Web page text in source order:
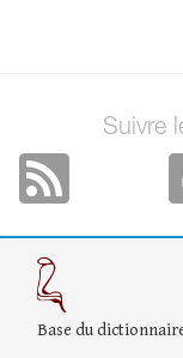
Suivre
Base du